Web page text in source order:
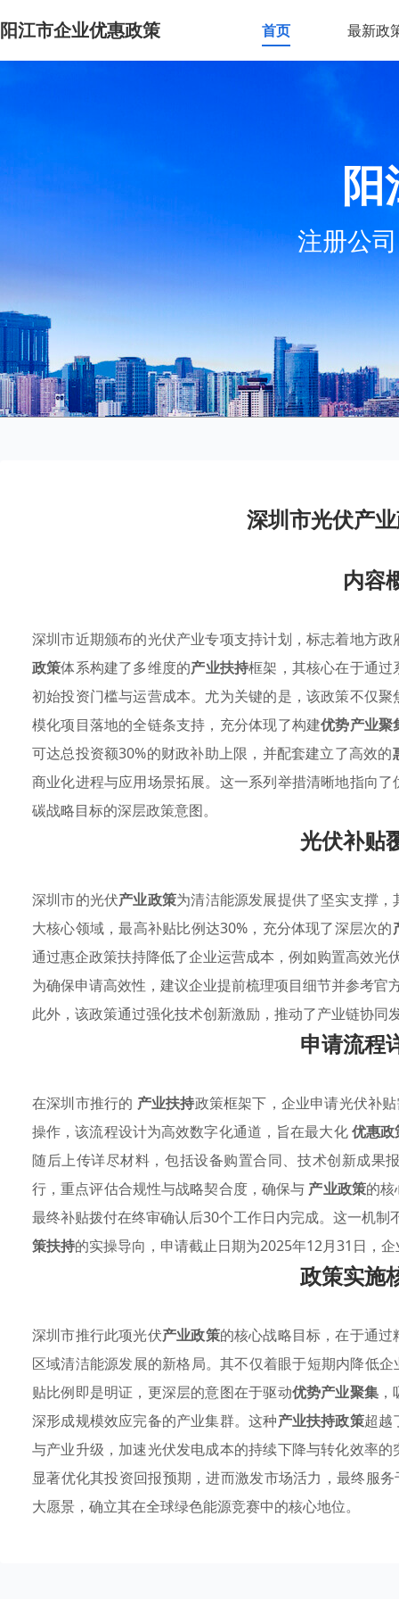
阳江市企业优惠政策 首页 最新政
阳
注册公
深圳市光伏产
内容
深圳市近期颁布的光伏产业专项支持计划，标志着地方
政策体系构建了多维度的产业扶持框架，其核心在于通
初始投资门槛与运营成本。尤为关键的是，该政策不仅
模化项目落地的全链条支持，充分体现了构建优势产业聚
可达总投资额30%的财政补助上限，并配套建立了高效的
商业化进程与应用场景拓展。这一系列举措清晰地指向
碳战略目标的深层政策意图。
光伏补贴
深圳市的光伏产业政策为清洁能源发展提供了坚实支撑
大核心领域，最高补贴比例达30%，充分体现了深层次的
通过惠企政策扶持降低了企业运营成本，例如购置高效光
为确保申请高效性，建议企业提前梳理项目细节并参考官
此外，该政策通过强化技术创新激励，推动了产业链协同
申请流程
在深圳市推行的 产业扶持政策框架下，企业申请光伏补
操作，该流程设计为高效数字化通道，旨在最大化优惠政
随后上传详尽材料，包括设备购置合同、技术创新成果
行，重点评估合规性与战略契合度，确保与 产业政策的核
最终补贴拨付在终审确认后30个工作日内完成。这一机制
策扶持的实操导向，申请截止日期为2025年12月31日，
政策实施
深圳市推行此项光伏产业政策的核心战略目标，在于通过
区域清洁能源发展的新格局。其不仅着眼于短期内降低
贴比例即是明证，更深层的意图在于驱动优势产业聚集
深形成规模效应完备的产业集群。这种产业扶持政策超越
与产业升级，加速光伏发电成本的持续下降与转化效率
显著优化其投资回报预期，进而激发市场活力，最终服
大愿景，确立其在全球绿色能源竞赛中的核心地位。